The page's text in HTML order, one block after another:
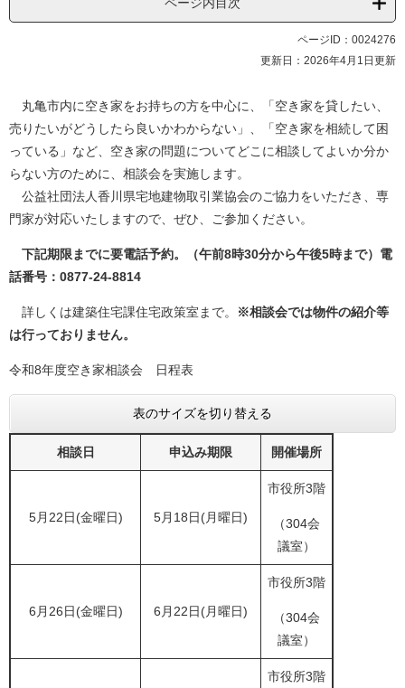
ページID：0024276
更新日：2026年4月1日更新
丸亀市内に空き家をお持ちの方を中心に、「空き家を貸したい、
売りたいがどうしたら良いかわからない」、「空き家を相続して困
っている」など、空き家の問題についてどこに相談してよいか分か
らない方のために、相談会を実施します。
公益社団法人香川県宅地建物取引業協会のご協力をいただき、専
門家が対応いたしますので、ぜひ、ご参加ください。
下記期限までに要電話予約。（午前8時30分から午後5時まで）電
話番号：0877-24-8814
詳しくは建築住宅課住宅政策室まで。
※相談会では物件の紹介等
は行っておりません。
令和8年度空き家相談会 日程表
表のサイズを切り替える
相談日 申込み期限 開催場所
5月22日(金曜日) 5月18日(月曜日)
市役所3階
（304会
議室）
6月26日(金曜日) 6月22日(月曜日)
市役所3階
（304会
議室）
市役所3階